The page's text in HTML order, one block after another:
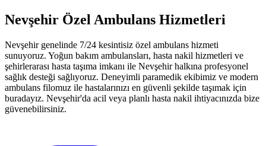
Nevşehir Özel Ambulans Hizmetleri
Nevşehir genelinde 7/24 kesintisiz özel ambulans hizmeti
sunuyoruz. Yoğun bakım ambulansları, hasta nakil hizmetleri ve
şehirlerarası hasta taşıma imkanı ile Nevşehir halkına profesyonel
sağlık desteği sağlıyoruz. Deneyimli paramedik ekibimiz ve modern
ambulans filomuz ile hastalarınızı en güvenli şekilde taşımak için
buradayız. Nevşehir'da acil veya planlı hasta nakil ihtiyacınızda bize
güvenebilirsiniz.